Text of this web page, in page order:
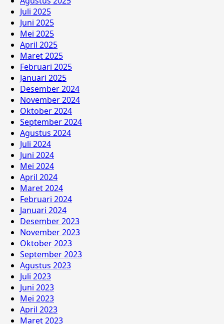
Juli 2025
Juni 2025
Mei 2025
April 2025
Maret 2025
Februari 2025
Januari 2025
Desember 2024
November 2024
Oktober 2024
September 2024
Agustus 2024
Juli 2024
Juni 2024
Mei 2024
April 2024
Maret 2024
Februari 2024
Januari 2024
Desember 2023
November 2023
Oktober 2023
September 2023
Agustus 2023
Juli 2023
Juni 2023
Mei 2023
April 2023
Maret 2023